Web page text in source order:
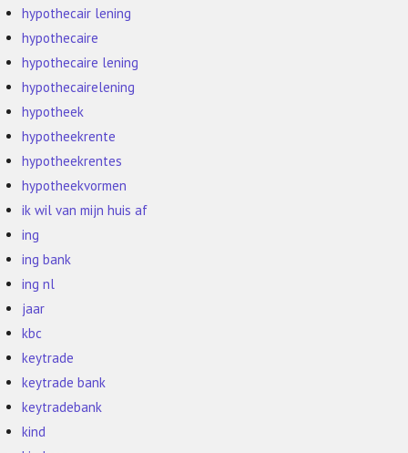
hypothecair lening
hypothecaire
hypothecaire lening
hypothecairelening
hypotheek
hypotheekrente
hypotheekrentes
hypotheekvormen
ik wil van mijn huis af
ing
ing bank
ing nl
jaar
kbc
keytrade
keytrade bank
keytradebank
kind